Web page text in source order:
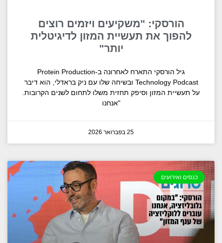
הורסקי: "משקיעים ויזמים רוצים
להפוך את תעשיית המזון לדיגיטלית
יותר"
גיל הורסקי התארח לאחרונה ב-Protein Production
Technology Podcast ובשיחה שלו עם ניק בראדלי, הוא דיבר
על תעשיית המזון וסיפק תחזית משלו לתחום לשנים הקרובות.
"אנחנו
25 בפברואר 2026
כנסים ואירועים